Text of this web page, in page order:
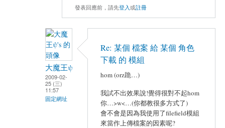
發表回應前，請先登入或註冊
大魔王ψ
2009-02-
25 (三)
11:57
固定網址
Re: 某個 檔案 給 某個 角色
下載 的 模組
hom (orz跪…)
我試不出效果說!覺得很對不起hom
你…>w<…(你都教很多方式了)
會不會是因為我使用了filefield模組
來當作上傳檔案的因素呢?